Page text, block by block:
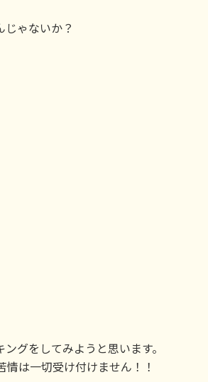
ゃないか？
グをしてみようと思います。
は一切受け付けません！！